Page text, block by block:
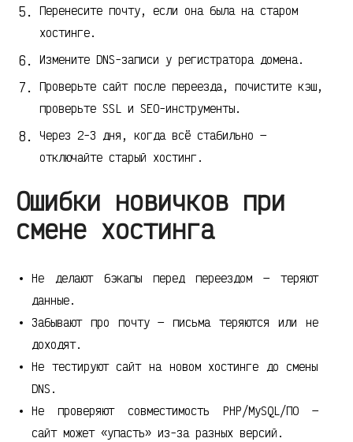
Перенесите почту, если она была на старом
хостинге.
Измените DNS-записи у регистратора домена.
Проверьте сайт после переезда, почистите кэш,
проверьте SSL и SEO-инструменты.
Через 2-3 дня, когда всё стабильно —
отключайте старый хостинг.
Ошибки новичков при
смене хостинга
Не делают бэкапы перед переездом — теряют
данные.
Забывают про почту — письма теряются или не
доходят.
Не тестируют сайт на новом хостинге до смены
DNS.
Не проверяют совместимость PHP/MySQL/ПО —
сайт может «упасть» из-за разных версий.